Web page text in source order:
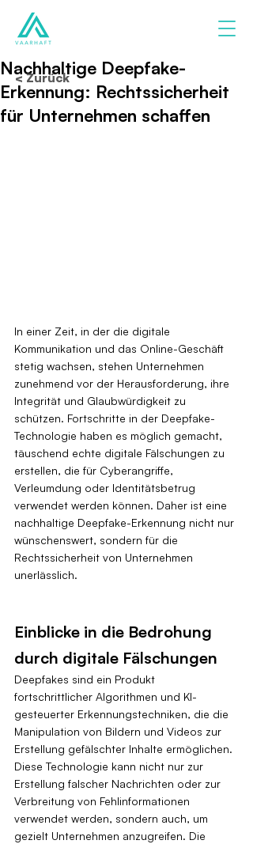
Nachhaltige Deepfake-
Erkennung: Rechtssicherheit
für Unternehmen schaffen
In einer Zeit, in der die digitale
Kommunikation und das Online-Geschäft
stetig wachsen, stehen Unternehmen
zunehmend vor der Herausforderung, ihre
Integrität und Glaubwürdigkeit zu
schützen. Fortschritte in der Deepfake-
Technologie haben es möglich gemacht,
täuschend echte digitale Fälschungen zu
erstellen, die für Cyberangriffe,
Verleumdung oder Identitätsbetrug
verwendet werden können. Daher ist eine
nachhaltige Deepfake-Erkennung nicht nur
wünschenswert, sondern für die
Rechtssicherheit von Unternehmen
unerlässlich.
Einblicke in die Bedrohung
durch digitale Fälschungen
Deepfakes sind ein Produkt
fortschrittlicher Algorithmen und KI-
gesteuerter Erkennungstechniken, die die
Manipulation von Bildern und Videos zur
Erstellung gefälschter Inhalte ermöglichen.
Diese Technologie kann nicht nur zur
Erstellung falscher Nachrichten oder zur
Verbreitung von Fehlinformationen
verwendet werden, sondern auch, um
gezielt Unternehmen anzugreifen. Die
< Zurück